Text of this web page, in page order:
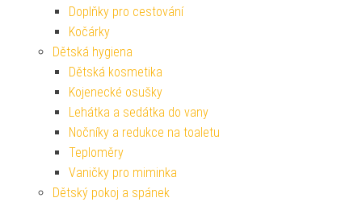
Doplňky pro cestování
Kočárky
Dětská hygiena
Dětská kosmetika
Kojenecké osušky
Lehátka a sedátka do vany
Nočníky a redukce na toaletu
Teploměry
Vaničky pro miminka
Dětský pokoj a spánek